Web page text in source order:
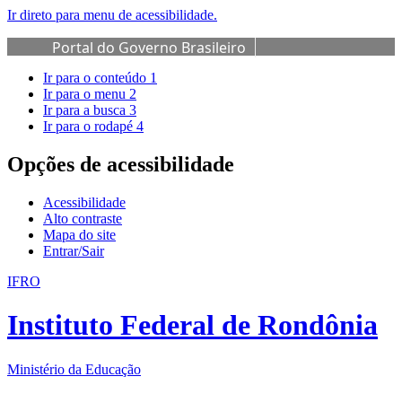
Ir direto para menu de acessibilidade.
Portal do Governo Brasileiro
Ir para o conteúdo 1
Ir para o menu 2
Ir para a busca 3
Ir para o rodapé 4
Opções de acessibilidade
Acessibilidade
Alto contraste
Mapa do site
Entrar/Sair
IFRO
Instituto Federal de Rondônia
Ministério da Educação